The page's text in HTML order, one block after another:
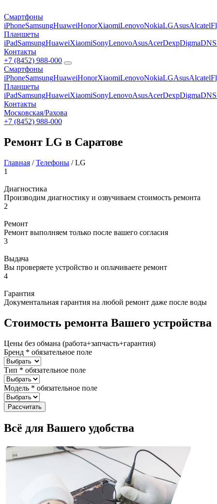
Смартфоны
iPhoneSamsungHuaweiHonorXiaomiLenovoNokiaLGAsusAlcatel
Планшеты
iPadSamsungHuaweiXiaomiSonyLenovoAsusAcerDexpDigmaDNS
Контакты
+7 (8452) 988-000
Смартфоны
iPhoneSamsungHuaweiHonorXiaomiLenovoNokiaLGAsusAlcatel
Планшеты
iPadSamsungHuaweiXiaomiSonyLenovoAsusAcerDexpDigmaDNS
Контакты
Московская/Рахова
+7 (8452) 988-000
Ремонт LG в Саратове
Главная / Телефоны / LG
1
Диагностика
Производим диагностику и озвучиваем стоимость ремонта
2
Ремонт
Ремонт выполняем только после вашего согласия
3
Выдача
Вы проверяете устройство и оплачиваете ремонт
4
Гарантия
Документальная гарантия на любой ремонт даже после воды
Стоимость ремонта Вашего устройства
Цены без обмана (работа+запчасть+гарантия)
Бренд * обязательное поле
Тип * обязательное поле
Модель * обязательное поле
Рассчитать
Всё для Вашего удобства